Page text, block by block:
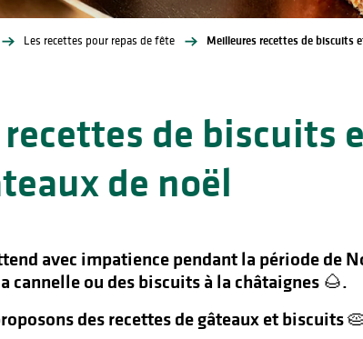
Les recettes pour repas de fête Meilleures recettes de biscuits
de biscuits
de noël
avec impatience pendant la période de
cannelle ou des biscuits à la châtaignes 🌰.
des recettes de gâteaux et biscuits